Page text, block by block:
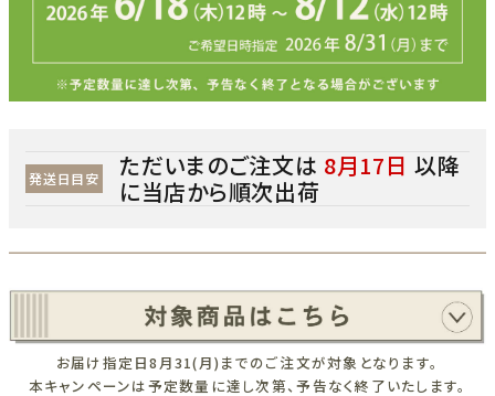
発送日目安 ただいまのご注文は 8月17日 以降
に当店から順次出荷
お届け指定日8月31(月)までのご注文が対象となります。
本キャンペーンは予定数量に達し次第、予告なく終了いたします。